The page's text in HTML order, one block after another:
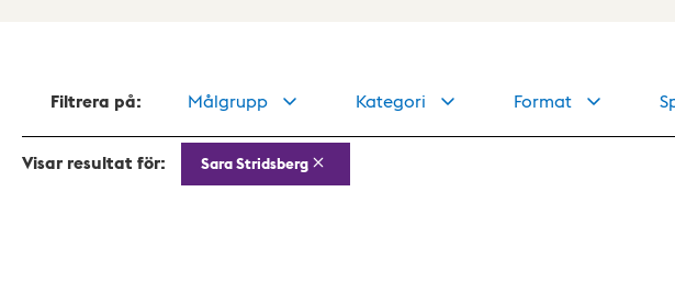
Filtrera på: Målgrupp Kategori Format
Visar resultat för: Sara Stridsberg